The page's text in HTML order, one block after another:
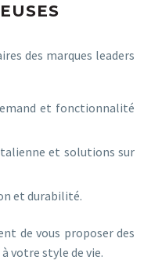
des marques leaders
et fonctionnalité
et solutions sur
et durabilité.
de vous proposer des
votre style de vie.